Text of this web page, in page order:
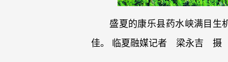
盛夏的康乐县药水峡满目生
佳。 临夏融媒记者 梁永吉 摄